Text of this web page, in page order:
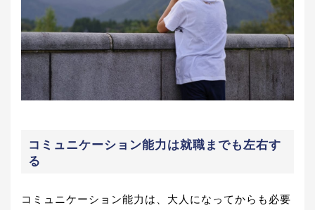
コミュニケーション能力は就職までも左右す
る
コミュニケーション能力は、大人になってからも必要